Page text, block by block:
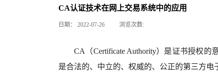
CA认证技术在网上交易系统中的应用
日期： 2022-07-26 浏览次数:
CA（Certificate Authority）是证书授权
是合法的、中立的、权威的、公正的第三方